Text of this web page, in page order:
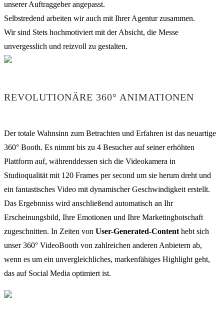
unserer Auftraggeber angepasst.
Selbstredend arbeiten wir auch mit Ihrer Agentur zusammen.
Wir sind Stets hochmotiviert mit der Absicht, die Messe
unvergesslich und reizvoll zu gestalten.
REVOLUTIONÄRE 360° ANIMATIONEN
Der totale Wahnsinn zum Betrachten und Erfahren ist das neuartige
360° Booth. Es nimmt bis zu 4 Besucher auf seiner erhöhten
Plattform auf, währenddessen sich die Videokamera in
Studioqualität mit 120 Frames per second um sie herum dreht und
ein fantastisches Video mit dynamischer Geschwindigkeit erstellt.
Das Ergebnniss wird anschließend automatisch an Ihr
Erscheinungsbild, Ihre Emotionen und Ihre Marketingbotschaft
zugeschnitten. In Zeiten von User-Generated-Content hebt sich
unser 360° VideoBooth von zahlreichen anderen Anbietern ab,
wenn es um ein unvergleichliches, markenfähiges Highlight geht,
das auf Social Media optimiert ist.